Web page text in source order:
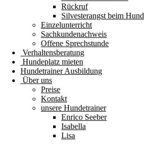
Rückruf
Silvesterangst beim Hund
Einzelunterricht
Sachkundenachweis
Offene Sprechstunde
Verhaltensberatung
Hundeplatz mieten
Hundetrainer Ausbildung
Über uns
Preise
Kontakt
unsere Hundetrainer
Enrico Seeber
Isabella
Lisa